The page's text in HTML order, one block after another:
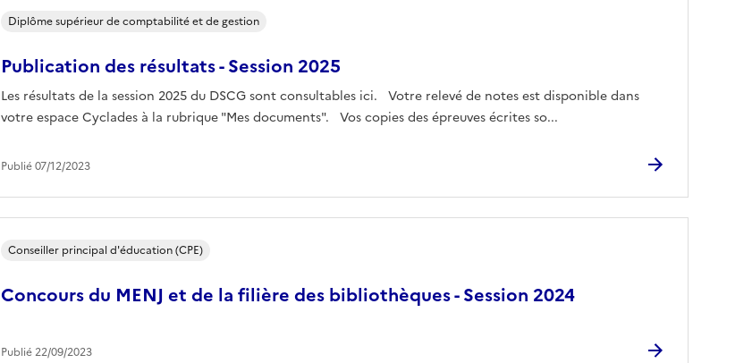
Publication des résultats - Session 2025
Les résultats de la session 2025 du DSCG sont consultables ici. Votre relevé de notes est disponible dans
votre espace Cyclades à la rubrique "Mes documents". Vos copies des épreuves écrites so...
Diplôme supérieur de comptabilité et de gestion
Publié 07/12/2023
Concours du MENJ et de la filière des bibliothèques - Session 2024
Conseiller principal d'éducation (CPE)
Publié 22/09/2023